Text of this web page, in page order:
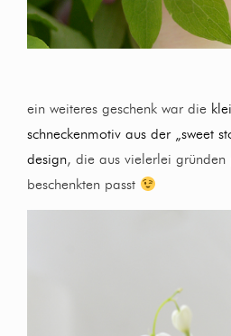
ein weiteres geschenk war die
schneckenmotiv aus der „sweet
design, die aus vielerlei gründen
beschenkten passt